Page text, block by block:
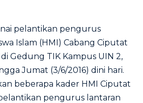
pelantikan pengurus
Islam (HMI) Cabang Ciputat
Gedung TIK Kampus UIN 2,
Jumat (3/6/2016) dini hari.
beberapa kader HMI Ciputat
pengurus lantaran